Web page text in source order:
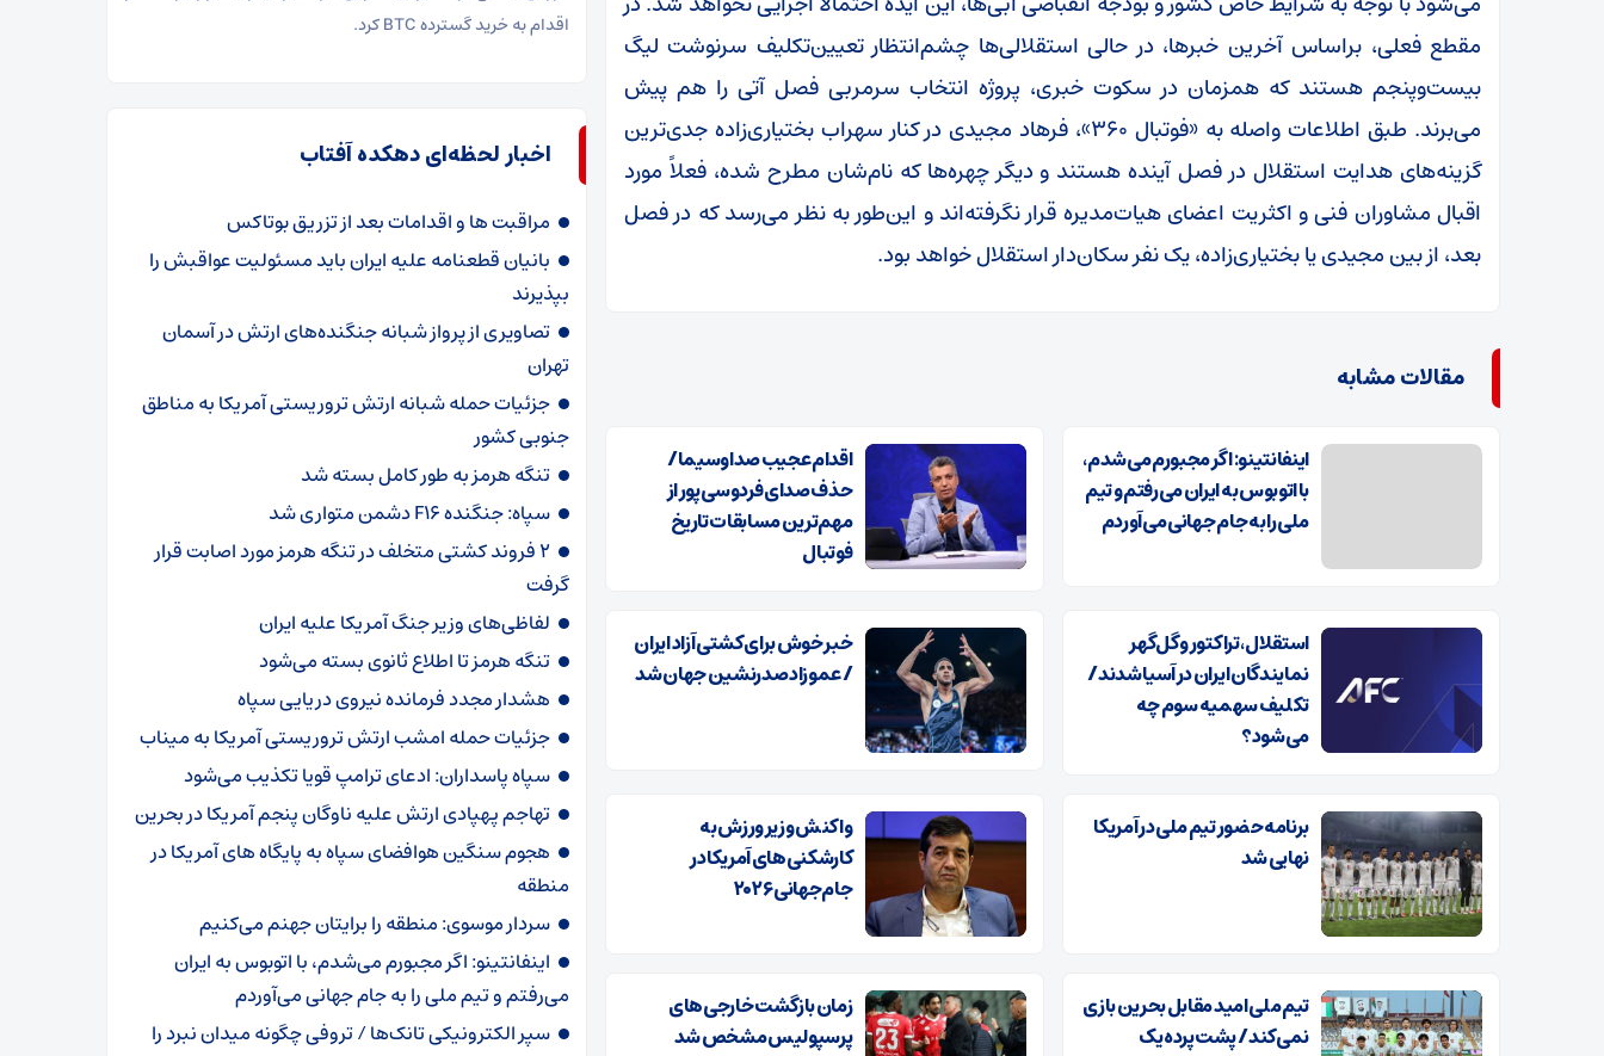
مقطع فعلی، براساس آخرین خبرها، در حالی استقلالی‌ها چشم‌انتظار تعیین‌تکلیف سرنوشت لیگ
بیست‌وپنجم هستند که همزمان در سکوت خبری، پروژه انتخاب سرمربی فصل آتی را هم پیش
می‌برند. طبق اطلاعات واصله به «فوتبال ۳۶۰»، فرهاد مجیدی در کنار سهراب بختیاری‌زاده جدی‌ترین
گزینه‌های هدایت استقلال در فصل آینده هستند و دیگر چهره‌ها که نام‌شان مطرح شده، فعلاً مورد
اقبال مشاوران فنی و اکثریت اعضای هیات‌مدیره قرار نگرفته‌اند و این‌طور به نظر می‌رسد که در فصل
بعد، از بین مجیدی یا بختیاری‌زاده، یک نفر سکان‌دار استقلال خواهد بود.
مقالات مشابه
اینفانتینو: اگر مجبورم می‌شدم،
با اتوبوس به ایران می‌رفتم و تیم
ملی را به جام جهانی می‌آوردم
اقدام عجیب صداوسیما/
حذف صدای فردوسی پور از
مهم‌ترین مسابقات تاریخ
فوتبال
استقلال، تراکتور و گل‌گهر
نمایندگان ایران در آسیا شدند /
تکلیف سهمیه سوم چه
می‌شود؟
خبر خوش برای کشتی آزاد ایران
/ عموزاد صدرنشین جهان شد
برنامه حضور تیم ملی در آمریکا
نهایی شد
واکنش وزیر ورزش به
کارشکنی‌های آمریکا در
جام‌جهانی ۲۰۲۶
تیم ملی امید مقابل بحرین بازی
نمی‌کند / پشت‌پرده یک
زمان بازگشت خارجی‌های
پرسپولیس مشخص شد
اقدام به خرید گسترده BTC کرد.
اخبار لحظه‌ای دهکده آفتاب
مراقبت ها و اقدامات بعد از تزریق بوتاکس
بانیان قطعنامه علیه ایران باید مسئولیت عواقبش را
بپذیرند
تصاویری از پرواز شبانه جنگنده‌های ارتش در آسمان
تهران
جزئیات حمله شبانه ارتش تروریستی آمریکا به مناطق
جنوبی کشور
تنگه هرمز به طور کامل بسته شد
سپاه‌: جنگنده F۱۶ دشمن متواری شد
۲ فروند کشتی متخلف در تنگه هرمز مورد اصابت قرار
گرفت
لفاظی‌های وزیر جنگ آمریکا علیه ایران
تنگه هرمز تا اطلاع ثانوی بسته می‌شود
هشدار مجدد فرمانده نیروی دریایی سپاه
جزئیات حمله امشب ارتش تروریستی آمریکا به میناب
سپاه پاسداران: ادعای ترامپ قویا تکذیب می‌شود
تهاجم پهپادی ارتش علیه ناوگان پنجم آمریکا در بحرین
هجوم سنگین هوافضای سپاه به پایگاه های آمریکا در
منطقه
سردار موسوی: منطقه را برایتان جهنم می‌کنیم
اینفانتینو: اگر مجبورم می‌شدم، با اتوبوس به ایران
می‌رفتم و تیم ملی را به جام جهانی می‌آوردم
سپر الکترونیکی تانک‌ها / تروفی چگونه میدان نبرد را